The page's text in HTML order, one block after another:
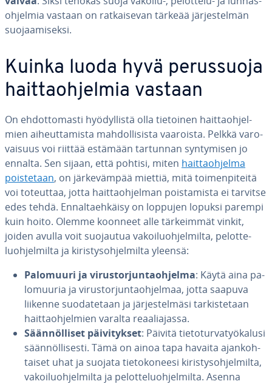
oh­jel­mia vastaan on rat­kai­se­van tärkeää jär­jes­tel­män
suo­jaa­mi­sek­si.
Kuinka luoda hyvä pe­rus­suo­ja
hait­taoh­jel­mia vastaan
On eh­dot­to­mas­ti hyö­dyl­lis­tä olla tietoinen hait­taoh­jel­
mien ai­heut­ta­mis­ta mah­dol­li­sis­ta vaaroista. Pelkkä va­ro­
vai­suus voi riittää estämään tartunnan syn­ty­mi­sen jo
ennalta. Sen sijaan, että pohtisi, miten hait­taoh­jel­ma
pois­te­taan, on jär­ke­väm­pää miettiä, mitä toi­men­pi­tei­tä
voi toteuttaa, jotta hait­taoh­jel­man pois­ta­mis­ta ei tarvitse
edes tehdä. En­nal­taeh­käi­sy on loppujen lopuksi parempi
kuin hoito. Olemme koonneet alle tär­keim­mät vinkit,
joiden avulla voit suojautua va­koi­luoh­jel­mil­ta, pe­lot­te­
luoh­jel­mil­ta ja ki­ris­tys­oh­jel­mil­ta yleensä:
Palomuuri ja vi­rus­tor­jun­taoh­jel­ma: Käytä aina pa­
lo­muu­ria ja vi­rus­tor­jun­taoh­jel­maa, jotta saapuva
liikenne suo­da­te­taan ja jär­jes­tel­mä­si tar­kis­te­taan
hait­taoh­jel­mien varalta re­aa­lia­jas­sa.
Sään­nöl­li­set päi­vi­tyk­set: Päivitä tie­to­tur­va­työ­ka­lusi
sään­nöl­li­ses­ti. Tämä on ainoa tapa havaita ajan­koh­
tai­set uhat ja suojata tie­to­ko­nee­si ki­ris­tys­oh­jel­mil­ta,
va­koi­luoh­jel­mil­ta ja pe­lot­te­luoh­jel­mil­ta. Asenna